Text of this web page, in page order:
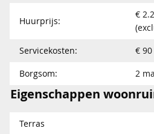
Huurprijs:
€
Servicekosten:
€
Borgsom:
2
Eigenschappen
Terras